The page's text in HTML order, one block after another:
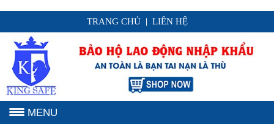
TRANG CHỦ LIÊN HỆ
MENU